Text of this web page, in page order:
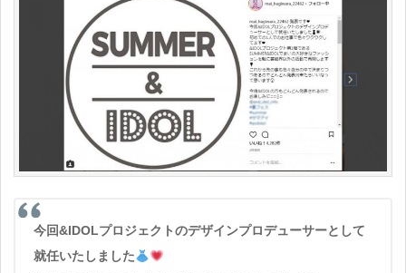
今回&IDOLプロジェクトのデザインプロデューサーとして
就任いたしました